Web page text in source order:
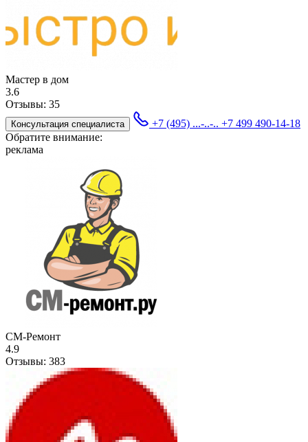
Мастер в дом
3.6
Отзывы: 35
Консультация специалиста +7 (495) ...-..-.. +7 499 490-14-18
Обратите внимание:
реклама
СМ-Ремонт
4.9
Отзывы: 383